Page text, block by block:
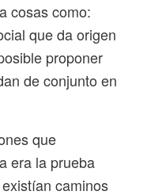
cosas como:
que da origen
proponer
de conjunto en
que
era la prueba
caminos